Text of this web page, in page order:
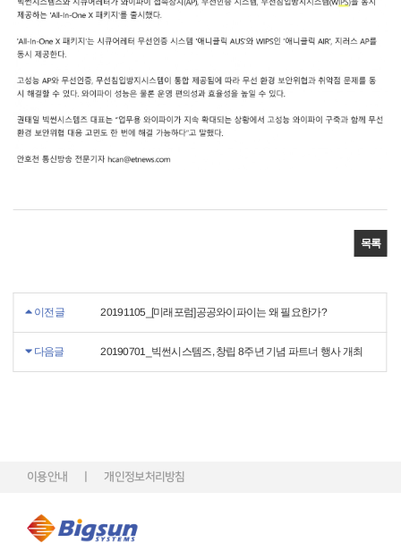
목록
이전글 20191105_[미래포럼]공공와이파이는 왜 필요한가?
다음글 20190701_빅썬시스템즈, 창립 8주년 기념 파트너 행사 개최
이용안내 개인정보처리방침